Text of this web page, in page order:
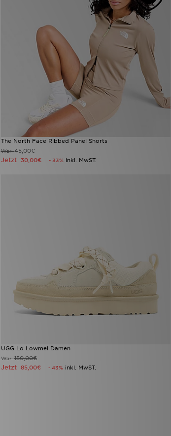
The North Face Ribbed Panel Shorts
War45,00€
Jetzt 30,00€ - 33% inkl. MwST.
UGG Lo Lowmel Damen
War150,00€
Jetzt 85,00€ - 43% inkl. MwST.